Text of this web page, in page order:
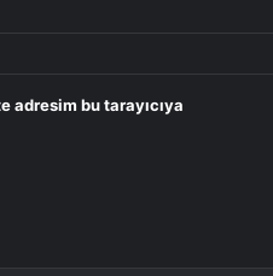
adresim bu tarayıcıya